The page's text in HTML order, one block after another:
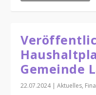
Gemeinde
22.07.2024|Aktuelles,